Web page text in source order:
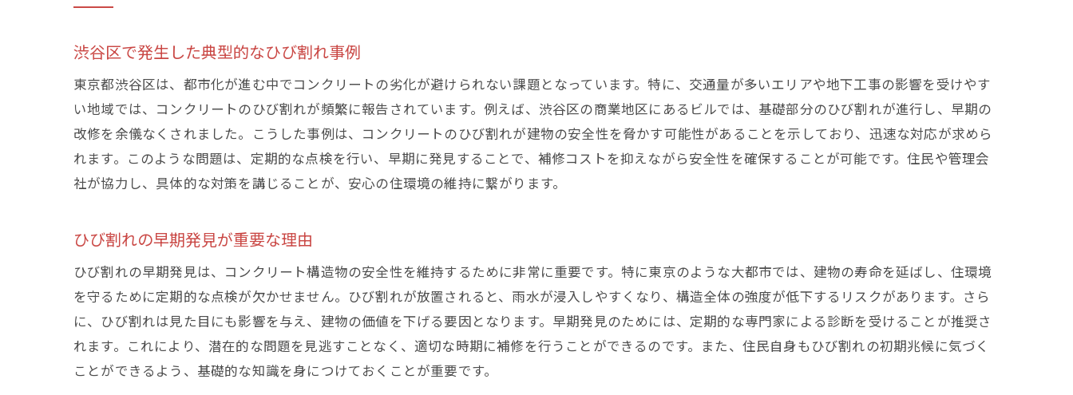
住民の声を反映した技術選定の重要性
渋谷区での実例が示すコンクリート補修の成功事例
成功事例から学ぶ補修のポイント
住環境改善に寄与した補修事例
渋谷区での具体的な補修プロジェクト紹介
未来に繋がる補修の成功要因
渋谷区で発生した典型的なひび割れ事例
東京都渋谷区は、都市化が進む中でコンクリートの劣化が避けられない課題となっています。特に、交通量が多いエリアや地下工事の影響を受けやす
い地域では、コンクリートのひび割れが頻繁に報告されています。例えば、渋谷区の商業地区にあるビルでは、基礎部分のひび割れが進行し、早期の
改修を余儀なくされました。こうした事例は、コンクリートのひび割れが建物の安全性を脅かす可能性があることを示しており、迅速な対応が求めら
れます。このような問題は、定期的な点検を行い、早期に発見することで、補修コストを抑えながら安全性を確保することが可能です。住民や管理会
社が協力し、具体的な対策を講じることが、安心の住環境の維持に繋がります。
ひび割れの早期発見が重要な理由
ひび割れの早期発見は、コンクリート構造物の安全性を維持するために非常に重要です。特に東京のような大都市では、建物の寿命を延ばし、住環境
を守るために定期的な点検が欠かせません。ひび割れが放置されると、雨水が浸入しやすくなり、構造全体の強度が低下するリスクがあります。さら
に、ひび割れは見た目にも影響を与え、建物の価値を下げる要因となります。早期発見のためには、定期的な専門家による診断を受けることが推奨さ
れます。これにより、潜在的な問題を見逃すことなく、適切な時期に補修を行うことができるのです。また、住民自身もひび割れの初期兆候に気づく
ことができるよう、基礎的な知識を身につけておくことが重要です。